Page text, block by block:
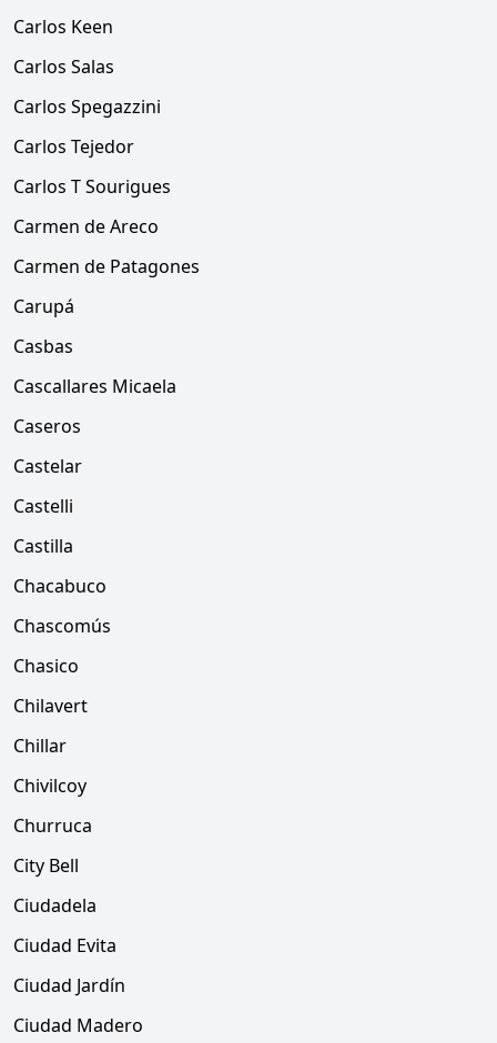
Carlos Keen
Carlos Salas
Carlos Spegazzini
Carlos Tejedor
Carlos T Sourigues
Carmen de Areco
Carmen de Patagones
Carupá
Casbas
Cascallares Micaela
Caseros
Castelar
Castelli
Castilla
Chacabuco
Chascomús
Chasico
Chilavert
Chillar
Chivilcoy
Churruca
City Bell
Ciudadela
Ciudad Evita
Ciudad Jardín
Ciudad Madero